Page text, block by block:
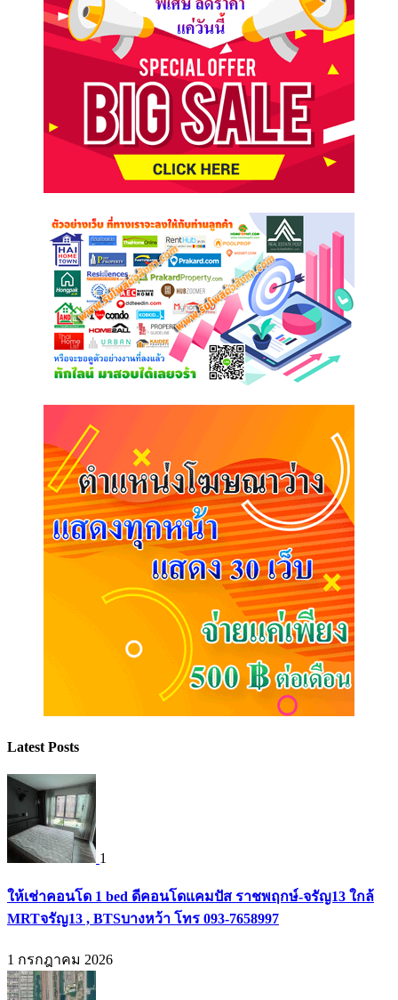
Latest Posts
1
ให้เช่าคอนโด 1 bed ดีคอนโดแคมปัส ราชพฤกษ์-จรัญ13 ใกล้
MRTจรัญ13 , BTSบางหว้า โทร 093-7658997
1 กรกฎาคม 2026